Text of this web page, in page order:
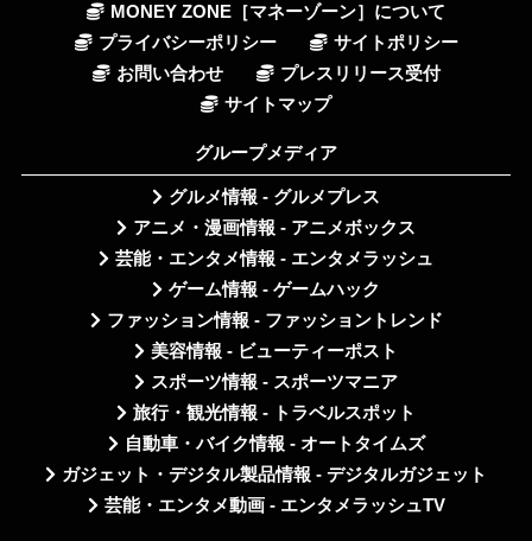
MONEY ZONE［マネーゾーン］について
プライバシーポリシー
サイトポリシー
お問い合わせ
プレスリリース受付
サイトマップ
グループメディア
グルメ情報 - グルメプレス
アニメ・漫画情報 - アニメボックス
芸能・エンタメ情報 - エンタメラッシュ
ゲーム情報 - ゲームハック
ファッション情報 - ファッショントレンド
美容情報 - ビューティーポスト
スポーツ情報 - スポーツマニア
旅行・観光情報 - トラベルスポット
自動車・バイク情報 - オートタイムズ
ガジェット・デジタル製品情報 - デジタルガジェット
芸能・エンタメ動画 - エンタメラッシュTV